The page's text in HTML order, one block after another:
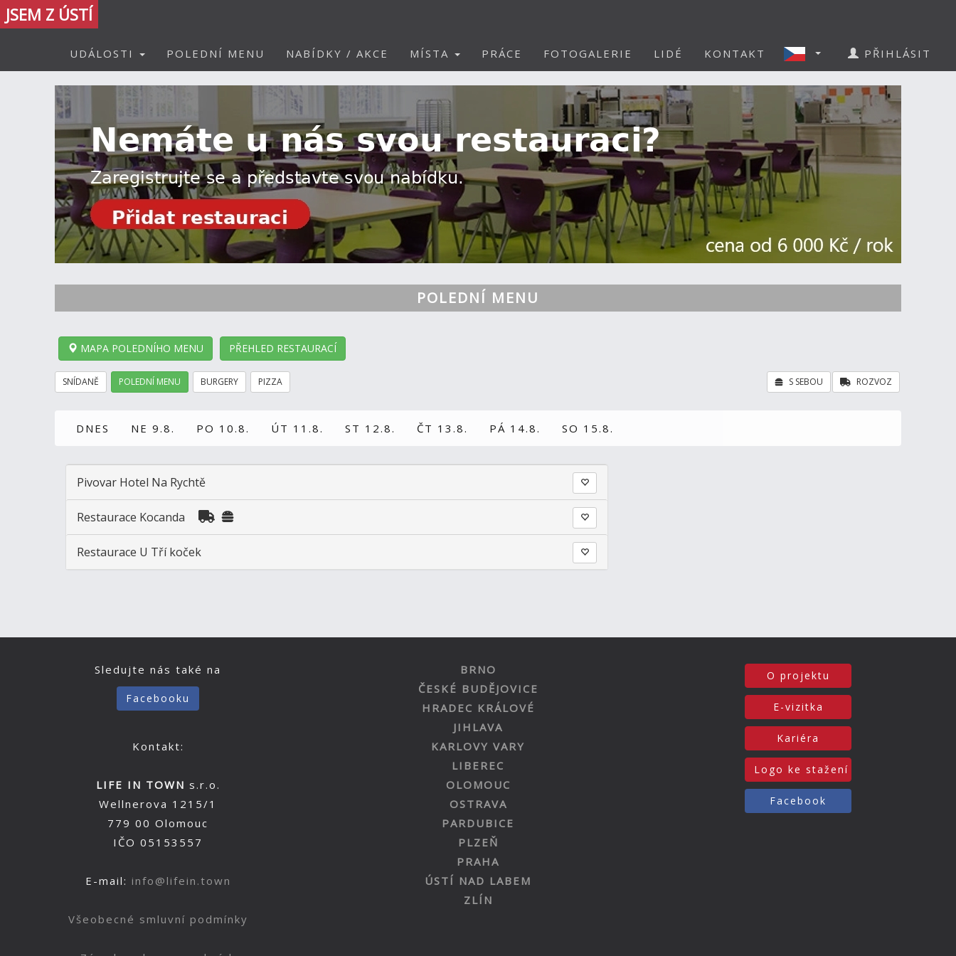
JSEM Z ÚSTÍ
UDÁLOSTI POLEDNÍ MENU NABÍDKY / AKCE MÍSTA PRÁCE FOTOGALERIE LIDÉ KONTAKT PŘIHLÁSIT
POLEDNÍ MENU
MAPA POLEDNÍHO MENU PŘEHLED RESTAURACÍ
SNÍDANĚ POLEDNÍ MENU BURGERY PIZZA ROZVOZ
S SEBOU
DNES NE 9.8. PO 10.8. ÚT 11.8. ST 12.8. ČT 13.8. PÁ 14.8. SO 15.8.
Pivovar Hotel Na Rychtě
Restaurace Kocanda
Restaurace U Tří koček
Sledujte nás také na
Facebooku
Kontakt:
LIFE IN TOWN s.r.o.
Wellnerova 1215/1
779 00 Olomouc
IČO 05153557
E-mail: info@lifein.town
Všeobecné smluvní podmínky
BRNO
ČESKÉ BUDĚJOVICE
HRADEC KRÁLOVÉ
JIHLAVA
KARLOVY VARY
LIBEREC
OLOMOUC
OSTRAVA
PARDUBICE
PLZEŇ
PRAHA
ÚSTÍ NAD LABEM
ZLÍN
O projektu
E-vizitka
Kariéra
Logo ke stažení
Facebook